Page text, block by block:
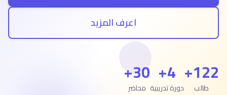
إنشاء حساب
اعرف المزيد
122+
طالب
4+
دورة تدريبية
30+
محاضر